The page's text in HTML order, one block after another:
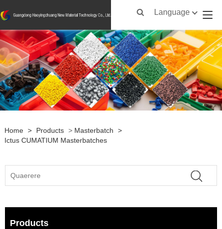
Language
Home > Products > Masterbatch
>
Ictus CUMATIUM Masterbatches
Products